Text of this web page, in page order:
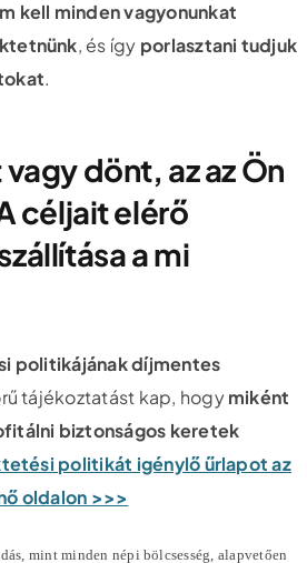
kell minden vagyonunkat
, és így porlasztani tudjuk
.
dönt, az az Ön
céljait elérő
a mi
politikájának díjmentes
tájékoztatást kap, hogymiként
biztonságos keretek
politikát igénylő űrlapot az
oldalon >>>
mint minden népi bölcsesség, alapvetően